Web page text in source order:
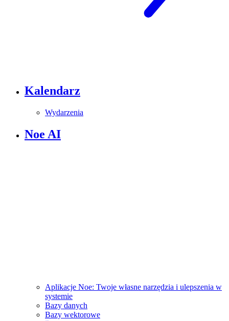
Kalendarz
Wydarzenia
Noe AI
Aplikacje Noe: Twoje własne narzędzia i ulepszenia w
systemie
Bazy danych
Bazy wektorowe